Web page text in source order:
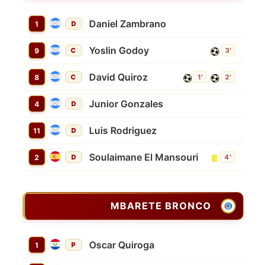
1 D Daniel Zambrano
9 C Yoslin Godoy 3'
8 C David Quiroz 1' 2'
4 D Junior Gonzales
11 D Luis Rodriguez
2 D Soulaimane El Mansouri 4'
MBARETE BRONCO
1 P Oscar Quiroga